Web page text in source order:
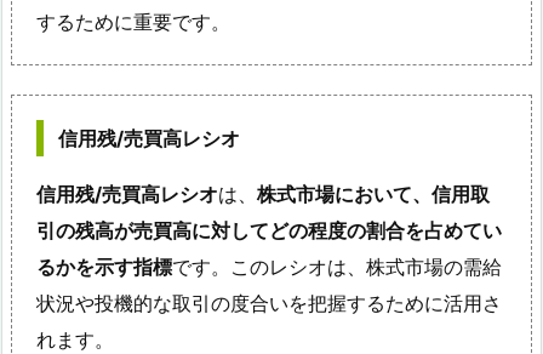
するために重要です。
信用残/売買高レシオ
信用残/売買高レシオは、 株式市場において、信用取
引の残高が売買高に対してどの程度の割合を占めてい
るかを示す指標です。このレシオは、株式市場の需給
状況や投機的な取引の度合いを把握するために活用さ
れます。